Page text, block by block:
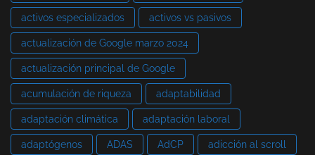
activos especializados activos vs pasivos
actualización de Google marzo 2024
actualización principal de Google
acumulación de riqueza adaptabilidad
adaptación climática adaptación laboral
adaptógenos ADAS AdCP adicción al scroll